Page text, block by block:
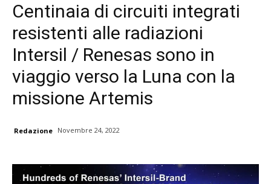
Centinaia di circuiti integrati
resistenti alle radiazioni
Intersil / Renesas sono in
viaggio verso la Luna con la
missione Artemis
Redazione Novembre 24, 2022